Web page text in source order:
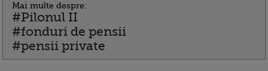
Mai multe despre:
#Pilonul II
#fonduri de pensii
#pensii private